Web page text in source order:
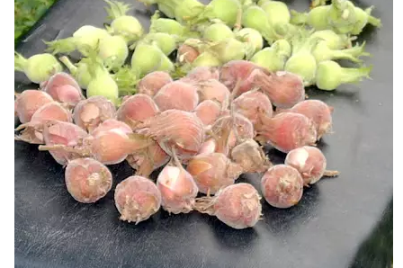
Рейтинг
5.00из 5 на
основе
опроса
1
пользователя
( 1 Отзыв )
Возраст Цена Купить
3 года 999
4 года 1290
5 лет 5000
6 лет 6500
7 лет 8000